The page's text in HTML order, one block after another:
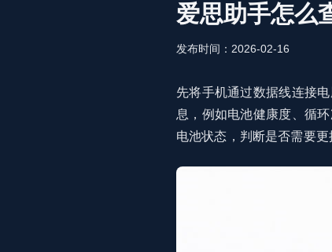
爱思助手怎么
发布时间：2026-02-16
先将手机通过数据线连接
息，例如电池健康度、循
电池状态，判断是否需要更